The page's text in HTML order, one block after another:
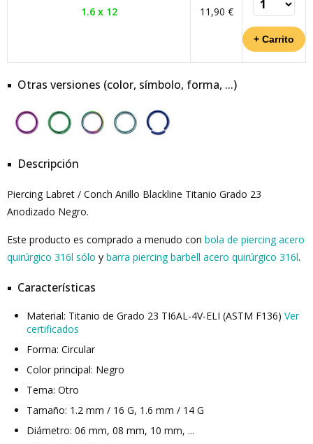
1.6 x 12 11,90 €
Otras versiones (color, símbolo, forma, ...)
Descripción
Piercing Labret / Conch Anillo Blackline Titanio Grado 23
Anodizado Negro.
Este producto es comprado a menudo con bola de piercing acero
quirúrgico 316l sólo y barra piercing barbell acero quirúrgico 316l.
Características
Material: Titanio de Grado 23 TI6AL-4V-ELI (ASTM F136) Ver
certificados
Forma: Circular
Color principal: Negro
Tema: Otro
Tamaño: 1.2 mm / 16 G, 1.6 mm / 14 G
Diámetro: 06 mm, 08 mm, 10 mm, ...